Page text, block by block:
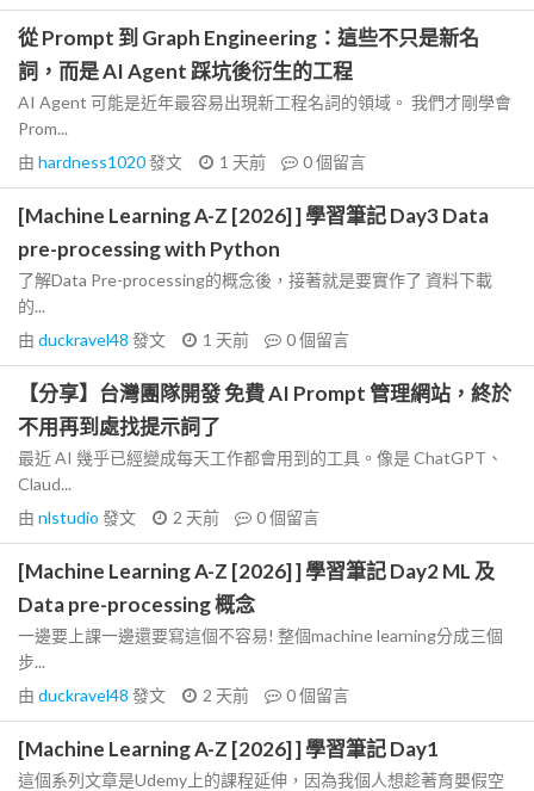
從 Prompt 到 Graph Engineering：這些不只是新名
詞，而是 AI Agent 踩坑後衍生的工程
AI Agent 可能是近年最容易出現新工程名詞的領域。 我們才剛學會
Prom...
由 hardness1020發文 1 天前 0個留言
[Machine Learning A-Z [2026] ] 學習筆記 Day3 Data
pre-processing with Python
了解Data Pre-processing的概念後，接著就是要實作了 資料下載
的...
由 duckravel48 發文 1 天前 0個留言
【分享】台灣團隊開發 免費 AI Prompt 管理網站，終於
不用再到處找提示詞了
最近 AI 幾乎已經變成每天工作都會用到的工具。像是 ChatGPT、
Claud...
由 nlstudio 發文 2 天前 0個留言
[Machine Learning A-Z [2026] ] 學習筆記 Day2 ML 及
Data pre-processing 概念
一邊要上課一邊還要寫這個不容易! 整個machine learning分成三個
步...
由 duckravel48 發文 2 天前 0個留言
[Machine Learning A-Z [2026] ] 學習筆記 Day1
這個系列文章是Udemy上的課程延伸，因為我個人想趁著育嬰假空